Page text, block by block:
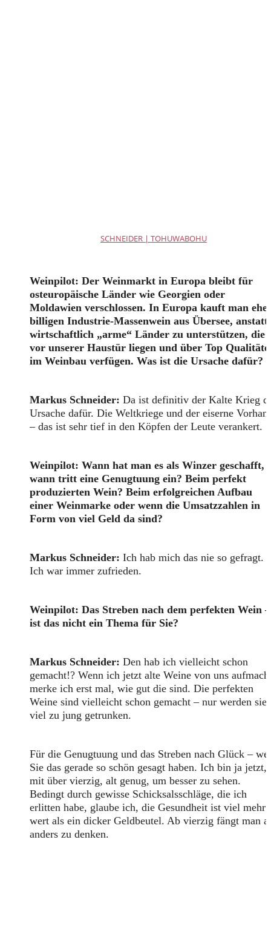
SCHNEIDER | TOHUWABOHU
Weinpilot: Der Weinmarkt in Europa bleibt für
osteuropäische Länder wie Georgien oder
Moldawien verschlossen. In Europa kauft man
billigen Industrie-Massenwein aus Übersee, anstatt
wirtschaftlich „arme“ Länder zu unterstützen, die
vor unserer Haustür liegen und über Top
im Weinbau verfügen. Was ist die Ursache dafür?
Markus Schneider: Da ist definitiv der Kalte Krieg
Ursache dafür. Die Weltkriege und der eiserne
– das ist sehr tief in den Köpfen der Leute verankert.
Weinpilot: Wann hat man es als Winzer geschafft,
wann tritt eine Genugtuung ein? Beim perfekt
produzierten Wein? Beim erfolgreichen Aufbau
einer Weinmarke oder wenn die Umsatzzahlen in
Form von viel Geld da sind?
Markus Schneider: Ich hab mich das nie so gefragt.
Ich war immer zufrieden.
Weinpilot: Das Streben nach dem perfekten Wein –
ist das nicht ein Thema für Sie?
Markus Schneider: Den hab ich vielleicht schon
gemacht!? Wenn ich jetzt alte Weine von uns
merke ich erst mal, wie gut die sind. Die perfekten
Weine sind vielleicht schon gemacht – nur werden sie
viel zu jung getrunken.
Für die Genugtuung und das Streben nach Glück –
Sie das gerade so schön gesagt haben. Ich bin ja jetzt,
mit über vierzig, alt genug, um besser zu sehen.
Bedingt durch gewisse Schicksalsschläge, die ich
erlitten habe, glaube ich, die Gesundheit ist viel mehr
wert als ein dicker Geldbeutel. Ab vierzig fängt man
anders zu denken.